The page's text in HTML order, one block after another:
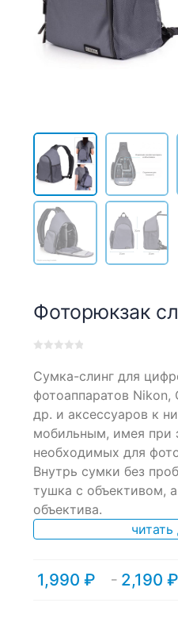
Фоторюкзак
out
of
based
on
customer
ratings
Сумка-слинг для
фотоаппаратов Nikon,
др. и аксессуаров к
мобильным, имея при
необходимых для
Внутрь сумки без
тушка с объективом,
объектива.
читать
1,990 ₽ – 2,190 ₽
Диапазон